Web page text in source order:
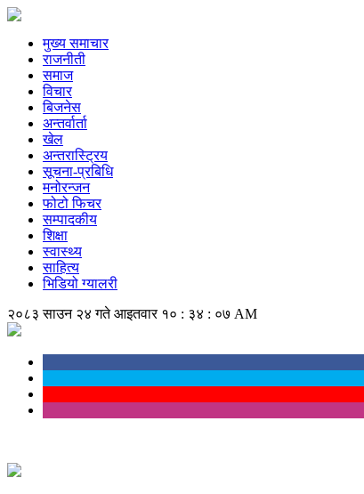
मुख्य समाचार
राजनीती
समाज
विचार
बिजनेस
अन्तर्वार्ता
खेल
अन्तरास्ट्रिय
सूचना-प्रबिधि
मनोरन्जन
फोटो फिचर
सम्पादकीय
शिक्षा
स्वास्थ्य
साहित्य
भिडियो ग्यालरी
२०८३ साउन २४ गते आइतवार १० : ३४ : ०८ AM